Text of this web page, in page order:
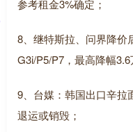
参考租金3%确定；
8、继特斯拉、问界降价
G3i/P5/P7，最高降幅3.6
9、台媒：韩国出口辛拉
退运或销毁；